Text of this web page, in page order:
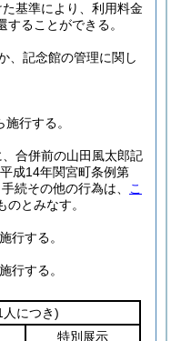
基準により、利用料金
ることができる。
、記念館の管理に関し
行する。
合併前の山田風太郎記
成14年関宮町条例第
続その他の行為は、
こ
とみなす。
行する。
行する。
人につき)
特別展示